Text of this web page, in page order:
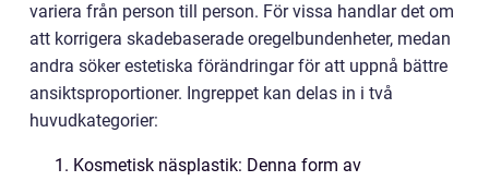
variera från person till person. För vissa handlar det om
att korrigera skadebaserade oregelbundenheter, medan
andra söker estetiska förändringar för att uppnå bättre
ansiktsproportioner. Ingreppet kan delas in i två
huvudkategorier:
Kosmetisk näsplastik: Denna form av